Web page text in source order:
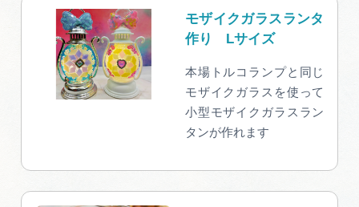
モザイクガラスランタ
作り Lサイズ
本場トルコランプと同じ
モザイクガラスを使って
小型モザイクガラスラン
タンが作れます